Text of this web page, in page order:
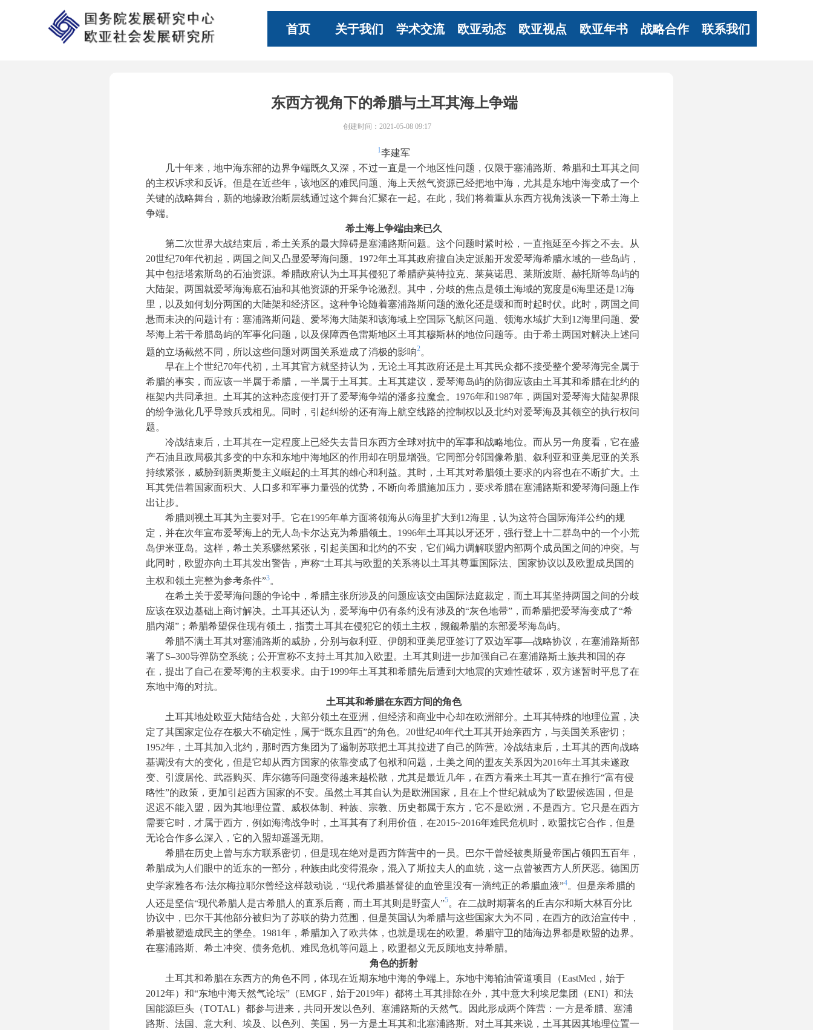
首页 关于我们 学术交流 欧亚动态 欧亚视点 欧亚年书 战略合作 联系我们
东西方视角下的希腊与土耳其海上争端
1李建军
几十年来，地中海东部的边界争端既久又深，不过一直是一个地区性问题，仅限于塞浦路斯、希腊和土耳其之间
的主权诉求和反诉。但是在近些年，该地区的难民问题、海上天然气资源已经把地中海，尤其是东地中海变成了一个
关键的战略舞台，新的地缘政治断层线通过这个舞台汇聚在一起。在此，我们将着重从东西方视角浅谈一下希土海上
争端。
希土海上争端由来已久
第二次世界大战结束后，希土关系的最大障碍是塞浦路斯问题。这个问题时紧时松，一直拖延至今挥之不去。从
20世纪70年代初起，两国之间又凸显爱琴海问题。1972年土耳其政府擅自决定派船开发爱琴海希腊水域的一些岛屿，
其中包括塔索斯岛的石油资源。希腊政府认为土耳其侵犯了希腊萨莫特拉克、莱莫诺思、莱斯波斯、赫托斯等岛屿的
大陆架。两国就爱琴海海底石油和其他资源的开采争论激烈。其中，分歧的焦点是领土海域的宽度是6海里还是12海
里，以及如何划分两国的大陆架和经济区。这种争论随着塞浦路斯问题的激化还是缓和而时起时伏。此时，两国之间
悬而未决的问题计有：塞浦路斯问题、爱琴海大陆架和该海域上空国际飞航区问题、领海水域扩大到12海里问题、爱
琴海上若干希腊岛屿的军事化问题，以及保障西色雷斯地区土耳其穆斯林的地位问题等。由于希土两国对解决上述问
题的立场截然不同，所以这些问题对两国关系造成了消极的影响2
早在上个世纪70年代初，土耳其官方就坚持认为，无论土耳其政府还是土耳其民众都不接受整个爱琴海完全属于
希腊的事实，而应该一半属于希腊，一半属于土耳其。土耳其建议，爱琴海岛屿的防御应该由土耳其和希腊在北约的
框架内共同承担。土耳其的这种态度便打开了爱琴海争端的潘多拉魔盒。1976年和1987年，两国对爱琴海大陆架界限
的纷争激化几乎导致兵戎相见。同时，引起纠纷的还有海上航空线路的控制权以及北约对爱琴海及其领空的执行权问
题。
冷战结束后，土耳其在一定程度上已经失去昔日东西方全球对抗中的军事和战略地位。而从另一角度看，它在盛
产石油且政局极其多变的中东和东地中海地区的作用却在明显增强。它同部分邻国像希腊、叙利亚和亚美尼亚的关系
持续紧张，威胁到新奥斯曼主义崛起的土耳其的雄心和利益。其时，土耳其对希腊领土要求的内容也在不断扩大。土
耳其凭借着国家面积大、人口多和军事力量强的优势，不断向希腊施加压力，要求希腊在塞浦路斯和爱琴海问题上作
出让步。
希腊则视土耳其为主要对手。它在1995年单方面将领海从6海里扩大到12海里，认为这符合国际海洋公约的规
定，并在次年宣布爱琴海上的无人岛卡尔达克为希腊领土。1996年土耳其以牙还牙，强行登上十二群岛中的一个小荒
岛伊米亚岛。这样，希土关系骤然紧张，引起美国和北约的不安，它们竭力调解联盟内部两个成员国之间的冲突。与
此同时，欧盟亦向土耳其发出警告，声称“土耳其与欧盟的关系将以土耳其尊重国际法、国家协议以及欧盟成员国的
主权和领土完整为参考条件”3。
在希土关于爱琴海问题的争论中，希腊主张所涉及的问题应该交由国际法庭裁定，而土耳其坚持两国之间的分歧
应该在双边基础上商讨解决。土耳其还认为，爱琴海中仍有条约没有涉及的“灰色地带”，而希腊把爱琴海变成了“希
腊内湖”；希腊希望保住现有领土，指责土耳其在侵犯它的领土主权，觊觎希腊的东部爱琴海岛屿。
希腊不满土耳其对塞浦路斯的威胁，分别与叙利亚、伊朗和亚美尼亚签订了双边军事—战略协议，在塞浦路斯部
署了S–300导弹防空系统；公开宣称不支持土耳其加入欧盟。土耳其则进一步加强自己在塞浦路斯土族共和国的存
在，提出了自己在爱琴海的主权要求。由于1999年土耳其和希腊先后遭到大地震的灾难性破坏，双方遂暂时平息了在
东地中海的对抗。
土耳其和希腊在东西方间的角色
土耳其地处欧亚大陆结合处，大部分领土在亚洲，但经济和商业中心却在欧洲部分。土耳其特殊的地理位置，决
定了其国家定位存在极大不确定性，属于“既东且西”的角色。20世纪40年代土耳其开始亲西方，与美国关系密切；
1952年，土耳其加入北约，那时西方集团为了遏制苏联把土耳其拉进了自己的阵营。冷战结束后，土耳其的西向战略
基调没有大的变化，但是它却从西方国家的依靠变成了包袱和问题，土美之间的盟友关系因为2016年土耳其未遂政
变、引渡居伦、武器购买、库尔德等问题变得越来越松散，尤其是最近几年，在西方看来土耳其一直在推行“富有侵
略性”的政策，更加引起西方国家的不安。虽然土耳其自认为是欧洲国家，且在上个世纪就成为了欧盟候选国，但是
迟迟不能入盟，因为其地理位置、威权体制、种族、宗教、历史都属于东方，它不是欧洲，不是西方。它只是在西方
需要它时，才属于西方，例如海湾战争时，土耳其有了利用价值，在2015~2016年难民危机时，欧盟找它合作，但是
无论合作多么深入，它的入盟却遥遥无期。
希腊在历史上曾与东方联系密切，但是现在绝对是西方阵营中的一员。巴尔干曾经被奥斯曼帝国占领四五百年，
希腊成为人们眼中的近东的一部分，种族由此变得混杂，混入了斯拉夫人的血统，这一点曾被西方人所厌恶。德国历
史学家雅各布·法尔梅拉耶尔曾经这样鼓动说，“现代希腊基督徒的血管里没有一滴纯正的希腊血液”4。但是亲希腊的
人还是坚信“现代希腊人是古希腊人的直系后裔，而土耳其则是野蛮人”5
。在二战时期著名的丘吉尔和斯大林百分比
协议中，巴尔干其他部分被归为了苏联的势力范围，但是英国认为希腊与这些国家大为不同，在西方的政治宣传中，
希腊被塑造成民主的堡垒。1981年，希腊加入了欧共体，也就是现在的欧盟。希腊守卫的陆海边界都是欧盟的边界。
在塞浦路斯、希土冲突、债务危机、难民危机等问题上，欧盟都义无反顾地支持希腊。
角色的折射
土耳其和希腊在东西方的角色不同，体现在近期东地中海的争端上。东地中海输油管道项目（EastMed，始于
2012年）和“东地中海天然气论坛”（EMGF，始于2019年）都将土耳其排除在外，其中意大利埃尼集团（ENI）和法
国能源巨头（TOTAL）都参与进来，共同开发以色列、塞浦路斯的天然气。因此形成两个阵营：一方是希腊、塞浦
路斯、法国、意大利、埃及、以色列、美国，另一方是土耳其和北塞浦路斯。对土耳其来说，土耳其因其地理位置一
创建时间： 2021-05-08 09:17